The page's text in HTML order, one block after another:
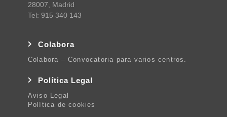
28007, Madrid
Tel: 915 340 143
Colabora
Colabora – Convocatoria para varios centros.
Política Legal
Aviso Legal
Política de cookies